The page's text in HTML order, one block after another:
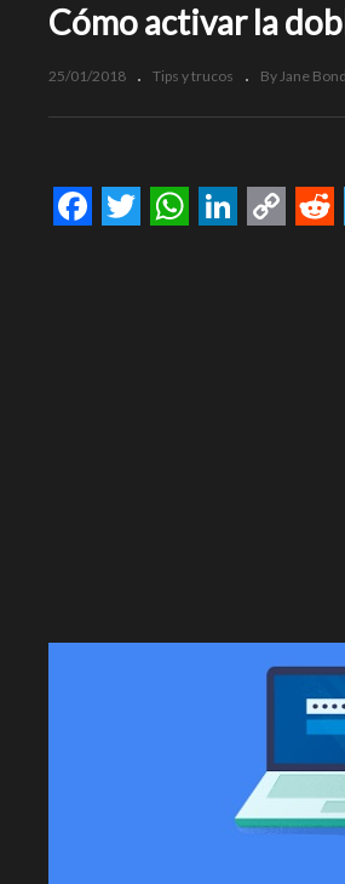
Cómo activar la
25/01/2018 Tips y trucos By Jane Bond